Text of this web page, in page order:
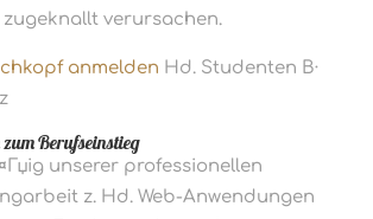
zugeknallt verursachen.
anmelden Hd. Studenten В·
Berufseinstieg
unserer professionellen
z. Hd. Web-Anwendungen